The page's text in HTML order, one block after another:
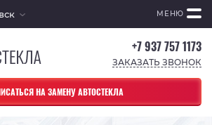
МЕНЮ
+7 937 757 1173
ЗАКАЗАТЬ ЗВОНОК
НА ЗАМЕНУ АВТОСТЕКЛА